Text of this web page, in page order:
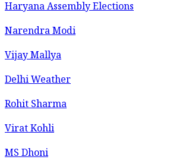
Haryana Assembly Elections
Narendra Modi
Vijay Mallya
Delhi Weather
Rohit Sharma
Virat Kohli
MS Dhoni